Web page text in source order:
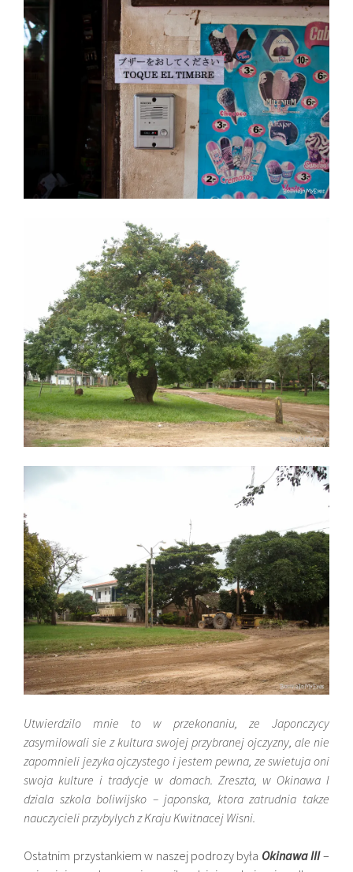
Utwierdzilo mnie to w przekonaniu, ze Japonczycy
zasymilowali sie z kultura swojej przybranej ojczyzny, ale nie
zapomnieli jezyka ojczystego i jestem pewna, ze swietuja oni
swoja kulture i tradycje w domach. Zreszta, w Okinawa I
dziala szkola boliwijsko – japonska, ktora zatrudnia takze
nauczycieli przybylych z Kraju Kwitnacej Wisni.
Ostatnim przystankiem w naszej podrozy była Okinawa III–